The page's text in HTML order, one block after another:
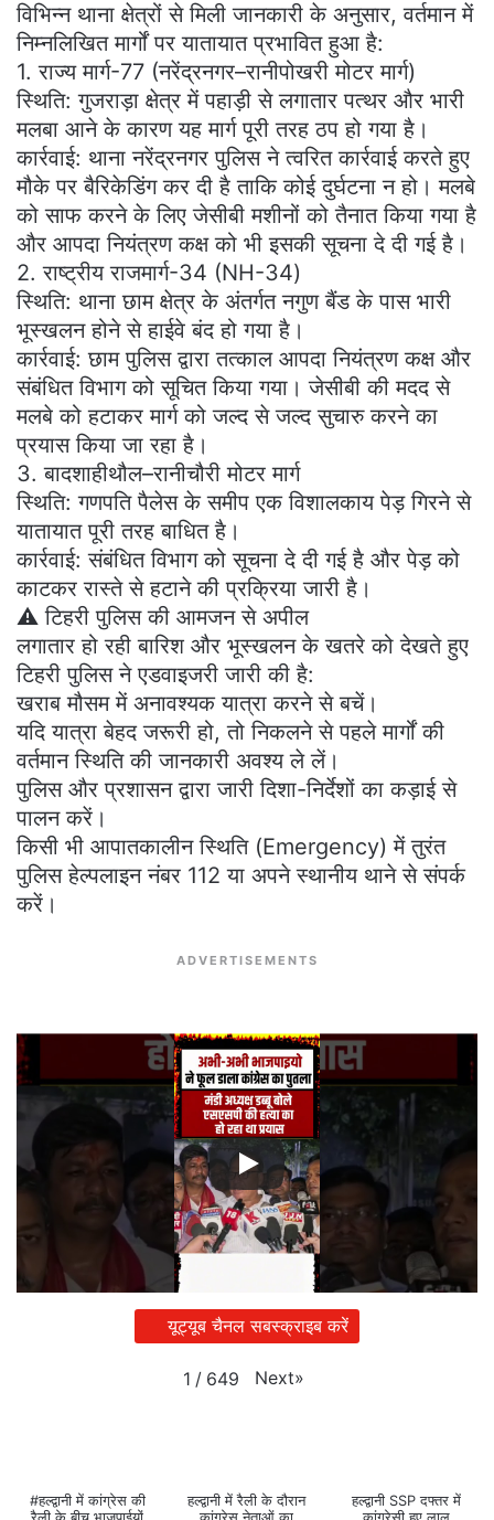
​विभिन्न थाना क्षेत्रों से मिली जानकारी के अनुसार, वर्तमान में
निम्नलिखित मार्गों पर यातायात प्रभावित हुआ है:
​1. राज्य मार्ग-77 (नरेंद्रनगर–रानीपोखरी मोटर मार्ग)
​स्थिति: गुजराड़ा क्षेत्र में पहाड़ी से लगातार पत्थर और भारी
मलबा आने के कारण यह मार्ग पूरी तरह ठप हो गया है।
​कार्रवाई: थाना नरेंद्रनगर पुलिस ने त्वरित कार्रवाई करते हुए
मौके पर बैरिकेडिंग कर दी है ताकि कोई दुर्घटना न हो। मलबे
को साफ करने के लिए जेसीबी मशीनों को तैनात किया गया है
और आपदा नियंत्रण कक्ष को भी इसकी सूचना दे दी गई है।
​2. राष्ट्रीय राजमार्ग-34 (NH-34)
​स्थिति: थाना छाम क्षेत्र के अंतर्गत नगुण बैंड के पास भारी
भूस्खलन होने से हाईवे बंद हो गया है।
​कार्रवाई: छाम पुलिस द्वारा तत्काल आपदा नियंत्रण कक्ष और
संबंधित विभाग को सूचित किया गया। जेसीबी की मदद से
मलबे को हटाकर मार्ग को जल्द से जल्द सुचारु करने का
प्रयास किया जा रहा है।
​3. बादशाहीथौल–रानीचौरी मोटर मार्ग
​स्थिति: गणपति पैलेस के समीप एक विशालकाय पेड़ गिरने से
यातायात पूरी तरह बाधित है।
​कार्रवाई: संबंधित विभाग को सूचना दे दी गई है और पेड़ को
काटकर रास्ते से हटाने की प्रक्रिया जारी है।
​⚠️ टिहरी पुलिस की आमजन से अपील
​लगातार हो रही बारिश और भूस्खलन के खतरे को देखते हुए
टिहरी पुलिस ने एडवाइजरी जारी की है:
​खराब मौसम में अनावश्यक यात्रा करने से बचें।
​यदि यात्रा बेहद जरूरी हो, तो निकलने से पहले मार्गों की
वर्तमान स्थिति की जानकारी अवश्य ले लें।
​पुलिस और प्रशासन द्वारा जारी दिशा-निर्देशों का कड़ाई से
पालन करें।
​किसी भी आपातकालीन स्थिति (Emergency) में तुरंत
पुलिस हेल्पलाइन नंबर 112 या अपने स्थानीय थाने से संपर्क
करें।
ADVERTISEMENTS
यूट्यूब चैनल सबस्क्राइब करें
1 / 649 Next»
#हल्द्वानी में कांग्रेस की
हल्द्वानी में रैली के दौरान
हल्द्वानी SSP दफ्तर में